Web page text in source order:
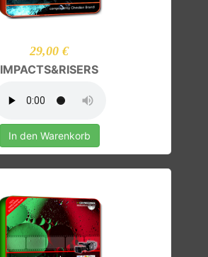
29,00 €
IMPACTS&RISERS
In den Warenkorb